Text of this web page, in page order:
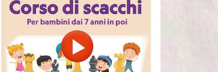
l’Utente ha prestato il consenso per una o più finalità
specifiche; Nota: in alcuni ordinamenti il Titolare può
essere autorizzato a trattare Dati Personali senza che
debba sussistere il consenso dell’Utente o un’altra delle
basi giuridiche specificate di seguito, fino a quando
l’Utente non si opponga (“opt-out”) a tale trattamento. Ciò
non è tuttavia applicabile qualora il trattamento di Dati
Personali sia regolato dalla legislazione europea in